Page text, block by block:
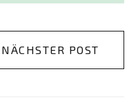
NÄCHSTER POST